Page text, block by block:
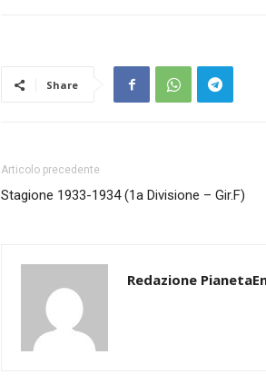
Share
Articolo precedente
Stagione 1933-1934 (1a Divisione – Gir.F)
Redazione